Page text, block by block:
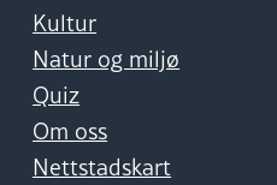
Kultur
Natur og miljø
Quiz
Om oss
Nettstadskart